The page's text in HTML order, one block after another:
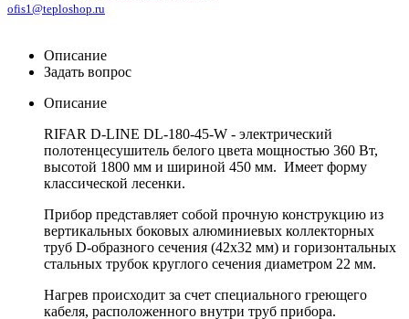
ofis1@teploshop.ru
Описание
Задать вопрос
Описание
RIFAR D-LINE DL-180-45-W - электрический
полотенцесушитель белого цвета мощностью 360 Вт,
высотой 1800 мм и шириной 450 мм. Имеет форму
классической лесенки.
Прибор представляет собой прочную конструкцию из
вертикальных боковых алюминиевых коллекторных
труб D-образного сечения (42x32 мм) и горизонтальных
стальных трубок круглого сечения диаметром 22 мм.
Нагрев происходит за счет специального греющего
кабеля, расположенного внутри труб прибора.